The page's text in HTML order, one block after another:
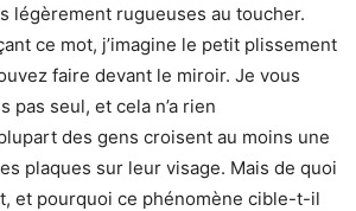
légèrement rugueuses au toucher.
ce mot, j’imagine le petit plissement
faire devant le miroir. Je vous
pas seul, et cela n’a rien
des gens croisent au moins une
plaques sur leur visage. Mais de quoi
et pourquoi ce phénomène cible-t-il